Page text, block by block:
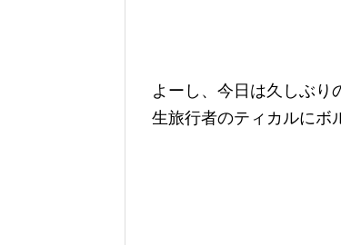
よーし、今日は久しぶり
生旅行者のティカルにボ